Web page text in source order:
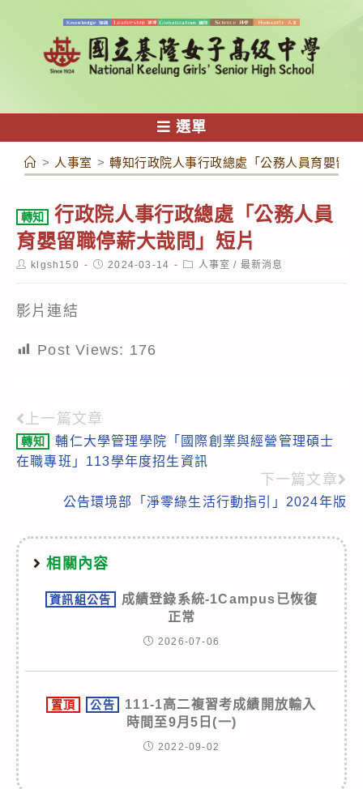
容
選單
> 人事室 > 轉知行政院人事行政總處「公務人員育嬰留
轉知
行政院人事行政總處「公務人員
育嬰留職停薪大哉問」短片
Postklgsh150
Post2024-03-14
Post人事室 / 最新消息
影片連結
Post Views: 176
Read
more
上一篇文章
轉知
輔仁大學管理學院「國際創業與經營管理碩士
在職專班」113學年度招生資訊
下一篇文章
公告環境部「淨零綠生活行動指引」2024年版
相關內容
資訊組公告
成績登錄系統-1Campus已恢復
正常
2026-07-06
置頂 公告
111-1高二複習考成績開放輸入
時間至9月5日(一)
2022-09-02